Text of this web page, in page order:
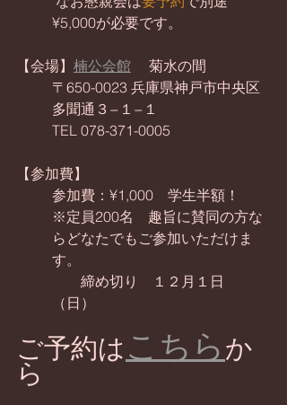
¥5,000が必要です。
【会場】 楠公会館 菊水の間
〒650-0023 兵庫県神戸市中央区
多聞通３−１−１
TEL 078-371-0005
【参加費】
参加費：¥1,000　学生半額！
※定員200名　趣旨に賛同の方な
らどなたでもご参加いただけま
す。
締め切り　１２月１日
（日）
ご予約はこちらか
ら